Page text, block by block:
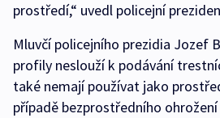
prostředí,“ uvedl policejní
Mluvčí policejního prezidia Jozef
profily neslouží k podávání
také nemají používat jako
případě bezprostředního